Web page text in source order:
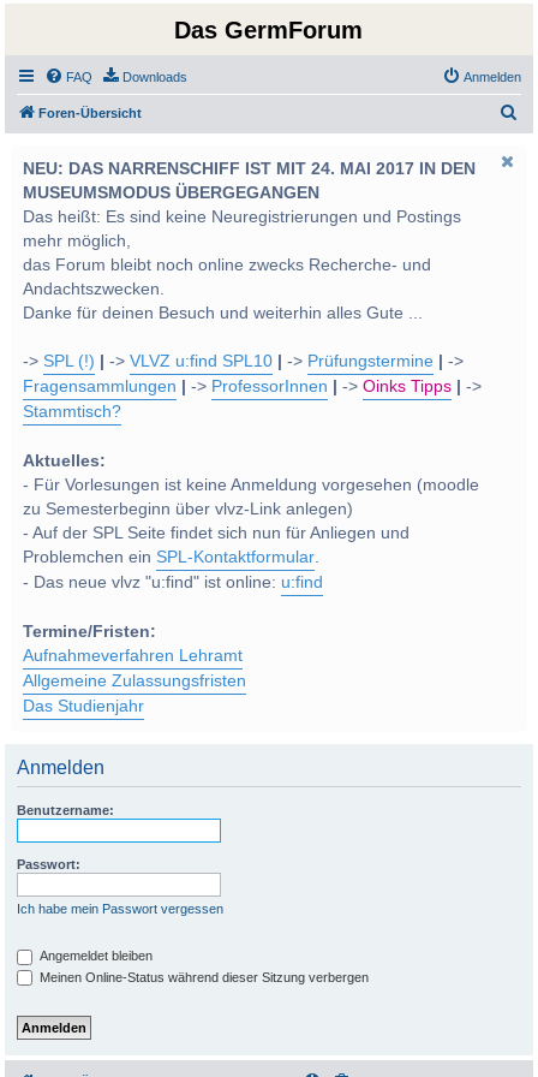
Das GermForum
FAQ Downloads Anmelden
Foren-Übersicht
NEU: DAS NARRENSCHIFF IST MIT 24. MAI 2017 IN DEN
MUSEUMSMODUS ÜBERGEGANGEN
Das heißt: Es sind keine Neuregistrierungen und Postings
mehr möglich,
das Forum bleibt noch online zwecks Recherche- und
Andachtszwecken.
Danke für deinen Besuch und weiterhin alles Gute ...
->SPL (!) ->VLVZ u:find SPL10 -> Prüfungstermine
->
Fragensammlungen
-> ProfessorInnen ->Oinks Tipps
->
Stammtisch?
Aktuelles:
- Für Vorlesungen ist keine Anmeldung vorgesehen (moodle
zu Semesterbeginn über vlvz-Link anlegen)
- Auf der SPL Seite findet sich nun für Anliegen und
Problemchen einSPL-Kontaktformular.
- Das neue vlvz "u:find" ist online: u:find
Termine/Fristen:
Aufnahmeverfahren Lehramt
Allgemeine Zulassungsfristen
Das Studienjahr
Anmelden
Benutzername:
Passwort:
Ich habe mein Passwort vergessen
Angemeldet bleiben
Meinen Online-Status während dieser Sitzung verbergen